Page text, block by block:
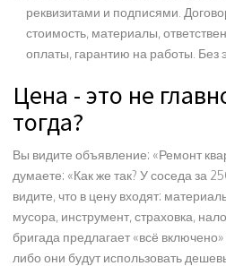
реквизитами и подписями.
стоимость, материалы,
оплаты, гарантию на работы. Без
Цена - это не
тогда?
Вы видите объявление: «Ремонт
думаете: «Как же так? У соседа за
видите, что в цену входят:
мусора, инструмент, страховка,
бригада предлагает «всё
либо они будут использовать